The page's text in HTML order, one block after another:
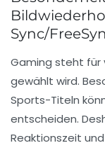
Sync/
Gaming steht für
gewählt wird.
Sports-Titeln
entscheiden.
Reaktionszeit